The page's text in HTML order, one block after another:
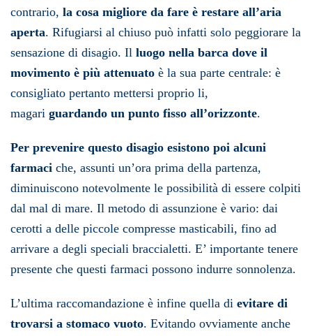
contrario, la cosa migliore da fare è restare all’aria
aperta. Rifugiarsi al chiuso può infatti solo peggiorare la
sensazione di disagio. Il luogo nella barca dove il
movimento è più attenuato è la sua parte centrale: è
consigliato pertanto mettersi proprio li,
magari guardando un punto fisso all’orizzonte.
Per prevenire questo disagio esistono poi alcuni
farmaci che, assunti un’ora prima della partenza,
diminuiscono notevolmente le possibilità di essere colpiti
dal mal di mare. Il metodo di assunzione è vario: dai
cerotti a delle piccole compresse masticabili, fino ad
arrivare a degli speciali braccialetti. E’ importante tenere
presente che questi farmaci possono indurre sonnolenza.
L’ultima raccomandazione è infine quella di evitare di
trovarsi a stomaco vuoto. Evitando ovviamente anche